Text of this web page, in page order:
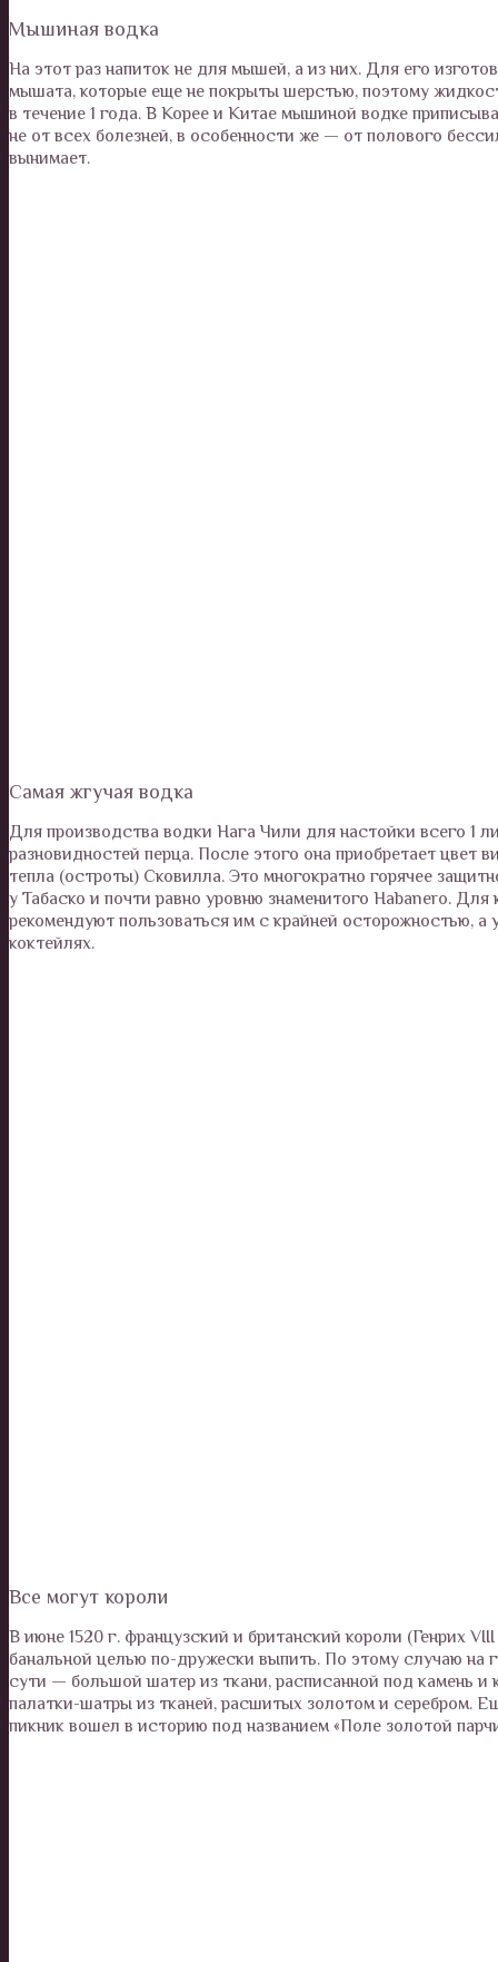
Мышиная водка
На этот раз напиток не для мышей, а из них. Для его
мышата, которые еще не покрыты шерстью, поэтому
в течение 1 года. В Корее и Китае мышиной водке
не от всех болезней, в особенности же — от полового
вынимает.
Самая жгучая водка
Для производства водки Нага Чили для настойки всего 1
разновидностей перца. После этого она приобретает
тепла (остроты) Сковилла. Это многократно горячее
у Табаско и почти равно уровню знаменитого Habanero.
рекомендуют пользоваться им с крайней осторожностью,
коктейлях.
Все могут короли
В июне 1520 г. французский и британский короли (Генрих
банальной целью по-дружески выпить. По этому случаю на
сути — большой шатер из ткани, расписанной под камень
палатки-шатры из тканей, расшитых золотом и серебром.
пикник вошел в историю под названием «Поле золотой